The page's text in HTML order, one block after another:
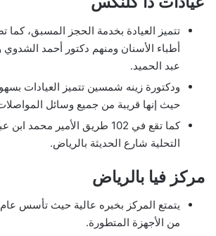
تتميز العيادة بخدمة الحجز المسبق، كما
أطباء الأسنان ومنهم دكتور أحمد الشدوي
عبد الحميد.
ودكتورة زينه شمسين تتميز العيادات
حيث إنها قريبة من جميع وسائل
كما تقع في 102 طريق الأمير محمد
التحلية شارع الحديثة بالرياض.
مركز فيا بالرياض
من الأجهزة المتطورة.